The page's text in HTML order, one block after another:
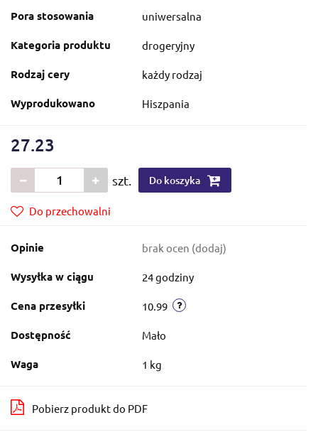
Pora stosowania uniwersalna
Kategoria produktu drogeryjny
Rodzaj cery każdy rodzaj
Wyprodukowano Hiszpania
27.23
szt. Do koszyka
Do przechowalni
Opinie brak ocen (dodaj)
Wysyłka w ciągu 24 godziny
Cena przesyłki 10.99
Dostępność Mało
Waga 1 kg
Pobierz produkt do PDF